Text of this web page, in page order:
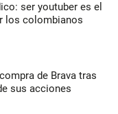
ser youtuber es el
los colombianos
de Brava tras
sus acciones